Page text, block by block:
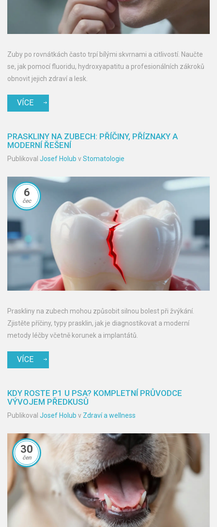
Zuby po rovnátkách často trpí bílými skvrnami a citlivostí. Naučte
se, jak pomocí fluoridu, hydroxyapatitu a profesionálních zákroků
obnovit jejich zdraví a lesk.
VÍCE
PRASKLINY NA ZUBECH: PŘÍČINY, PŘÍZNAKY A
MODERNÍ ŘEŠENÍ
Publikoval Josef Holub vStomatologie
6
čec
Praskliny na zubech mohou způsobit silnou bolest při žvýkání.
Zjistěte příčiny, typy prasklin, jak je diagnostikovat a moderní
metody léčby včetně korunek a implantátů.
VÍCE
KDY ROSTE P1 U PSA? KOMPLETNÍ PRŮVODCE
VÝVOJEM PŘEDKUSŮ
Publikoval Josef Holub v Zdraví a wellness
30
čen